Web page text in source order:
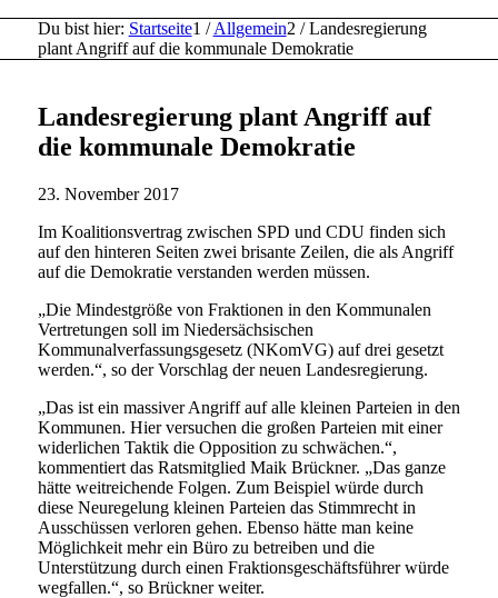
Du bist hier: Startseite1 / Allgemein2 / Landesregierung
plant Angriff auf die kommunale Demokratie
Landesregierung plant Angriff auf
die kommunale Demokratie
23. November 2017
Im Koalitionsvertrag zwischen SPD und CDU finden sich
auf den hinteren Seiten zwei brisante Zeilen, die als Angriff
auf die Demokratie verstanden werden müssen.
„Die Mindestgröße von Fraktionen in den Kommunalen
Vertretungen soll im Niedersächsischen
Kommunalverfassungsgesetz (NKomVG) auf drei gesetzt
werden.“, so der Vorschlag der neuen Landesregierung.
„Das ist ein massiver Angriff auf alle kleinen Parteien in den
Kommunen. Hier versuchen die großen Parteien mit einer
widerlichen Taktik die Opposition zu schwächen.“,
kommentiert das Ratsmitglied Maik Brückner. „Das ganze
hätte weitreichende Folgen. Zum Beispiel würde durch
diese Neuregelung kleinen Parteien das Stimmrecht in
Ausschüssen verloren gehen. Ebenso hätte man keine
Möglichkeit mehr ein Büro zu betreiben und die
Unterstützung durch einen Fraktionsgeschäftsführer würde
wegfallen.“, so Brückner weiter.